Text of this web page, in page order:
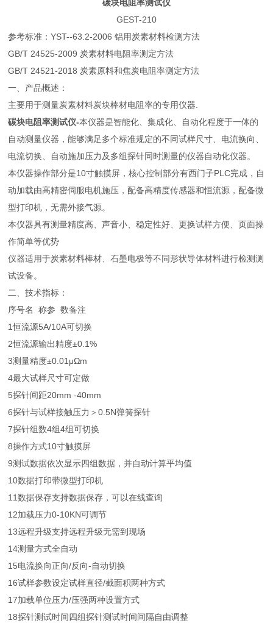
碳块电阻率测试仪
GEST-210
参考标准：YST--63.2-2006 铝用炭素材料检测方法
GB/T 24525-2009 炭素材料电阻率测定方法
GB/T 24521-2018 炭素原料和焦炭电阻率测定方法
一、产品概述：
主要用于测量炭素材料炭块棒材电阻率的专用仪器.
碳块电阻率测试仪-本仪器是智能化、集成化、自动化程度于一体的
自动测量仪器，能够满足多个标准规定的不同试样尺寸、电流换向、
电流切换、自动施加压力及多组探针同时测量的仪器自动化仪器。
本仪器操作部分是10寸触摸屏，核心控制部分有西门子PLC完成，自
动加载由高精密伺服电机施压，配备高精度传感器和恒流源，配备微
型打印机，无需外接气源。
本仪器具有测量精度高、声音小、稳定性好、更换试样方便、页面操
作简单等优势
仪器适用于炭素材料棒材、石墨电极等不同形状导体材料进行检测测
试设备。
二、技术指标：
序号名 称参 数备注
1恒流源5A/10A可切换
2恒流源输出精度±0.1%
3测量精度±0.01μΩm
4最大试样尺寸可定做
5探针间距20mm -40mm
6探针与试样接触压力 ＞0.5N弹簧探针
7探针组数4组4组可切换
8操作方式10寸触摸屏
9测试数据依次显示四组数据，并自动计算平均值
10数据打印带微型打印机
11数据保存支持数据保存，可以在线查询
12加载压力0-10KN可调节
13远程升级支持远程升级无需到现场
14测量方式全自动
15电流换向正向/反向-自动切换
16试样参数设定试样直径/截面积两种方式
17加载单位压力/压强两种设置方式
18探针测试时间四组探针测试时间间隔自由调整